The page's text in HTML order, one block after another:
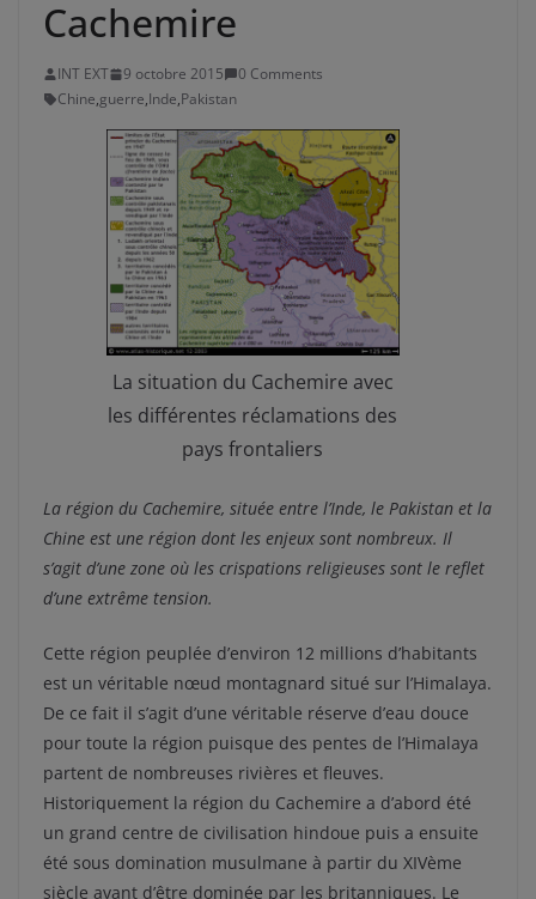
Cachemire
INT EXT 9 octobre 2015
0 Comments
Chine,guerre,Inde,Pakistan
La situation du Cachemire avec
les différentes réclamations des
pays frontaliers
La région du Cachemire, située entre l’Inde, le Pakistan et la
Chine est une région dont les enjeux sont nombreux. Il
s’agit d’une zone où les crispations religieuses sont le reflet
d’une extrême tension.
Cette région peuplée d’environ 12 millions d’habitants
est un véritable nœud montagnard situé sur l’Himalaya.
De ce fait il s’agit d’une véritable réserve d’eau douce
pour toute la région puisque des pentes de l’Himalaya
partent de nombreuses rivières et fleuves.
Historiquement la région du Cachemire a d’abord été
un grand centre de civilisation hindoue puis a ensuite
été sous domination musulmane à partir du XIVème
siècle avant d’être dominée par les britanniques. Le